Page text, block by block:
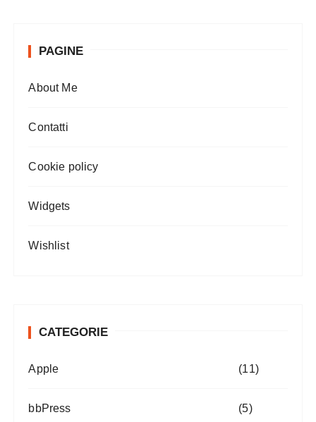
PAGINE
About Me
Contatti
Cookie policy
Widgets
Wishlist
CATEGORIE
Apple (11)
bbPress (5)